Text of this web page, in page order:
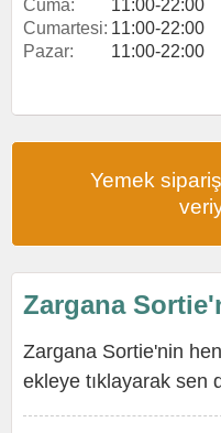
Cuma:
11:00-22:00
Cumartesi: 11:00-22:00
Pazar:
11:00-22:00
Yemek
Zargana
Zargana Sortie'nin
ekleye tıklayarak sen